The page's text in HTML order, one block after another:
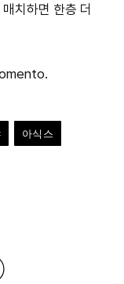
치하면 한층 더
아식스